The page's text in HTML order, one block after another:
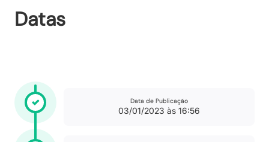
Datas
Data de Publicação
03/01/2023 às 16:56